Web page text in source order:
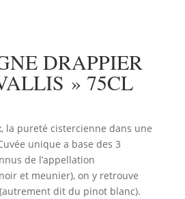
DRAPPIER
» 75CL
la pureté cistercienne dans une
unique a base des 3
de l’appellation
et meunier), on y retrouve
dit du pinot blanc).